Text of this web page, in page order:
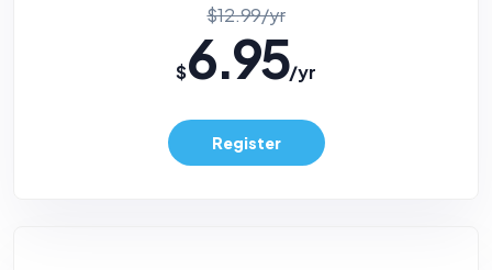
$12.99/yr
$6.95/yr
Register